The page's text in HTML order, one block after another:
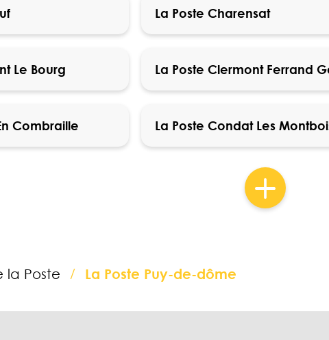
La Poste Charensat
Le Bourg La Poste Clermont Ferrand
Combraille La Poste Condat Les
la Poste La Poste Puy-de-dôme